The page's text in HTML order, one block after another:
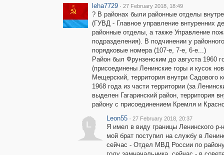
leha7729 · 27 February 2018, 18:49
? В районах были районные отделы
(ГУВД - Главное управление внтуренних
районные отделы, а также Управление
подразделения). В подчинении у
порядковые номера (107-е, 7-е, 6-е...)
Район был Фрунзенским до августа 1960
(присоединены Ленинские горы и кусок
Мещерский, территория внутри Садового
1968 года из части территории (за
выделен Гагаринский район, территория
району с присоединением Кремля и
L
Leon55 · 27 February 2018, 20:37
Я имел в виду границы Ленинского р-
мой брат поступил на службу в
сейчас - Отдел МВД России по